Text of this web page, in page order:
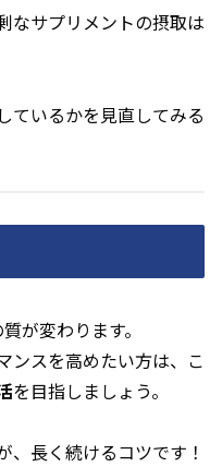
なサプリメントの摂取は
ているかを見直してみる
が変わります。
ンスを高めたい方は、こ
を目指しましょう。
、長く続けるコツです！